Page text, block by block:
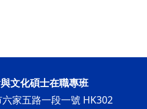
文化碩士在職專班
家五路一段一號 HK302